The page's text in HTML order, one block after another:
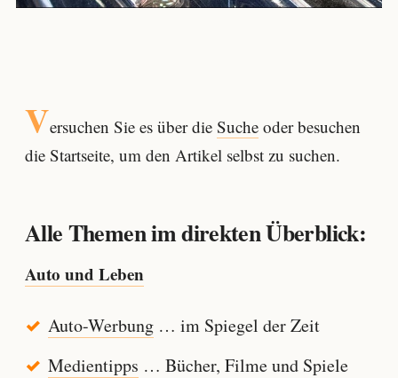
Versuchen Sie es über die Sucheoder besuchen
die Startseite, um den Artikel selbst zu suchen.
Alle Themen im direkten Überblick:
Auto und Leben
Auto-Werbung… im Spiegel der Zeit
Medientipps … Bücher, Filme und Spiele